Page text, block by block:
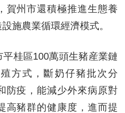
州市還積極推進生態養
施農業循環經濟模式。
桂區100萬頭生豬産業鏈
方式，斷奶仔豬批次分
防疫，能減少外來病原對
高豬群的健康度，進而提